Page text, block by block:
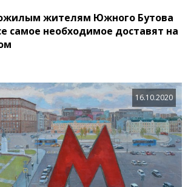
жителям Южного Бутова
самое необходимое доставят на
16.10.2020